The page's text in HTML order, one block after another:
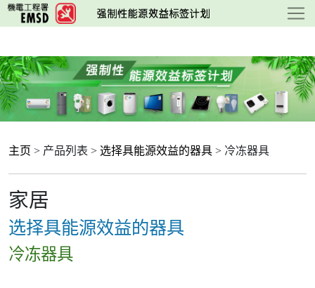
跳
至
要
内
容
主页 > 产品列表 > 选择具能源效益的器具 > 冷冻器具
家居
选择具能源效益的器具
冷冻器具